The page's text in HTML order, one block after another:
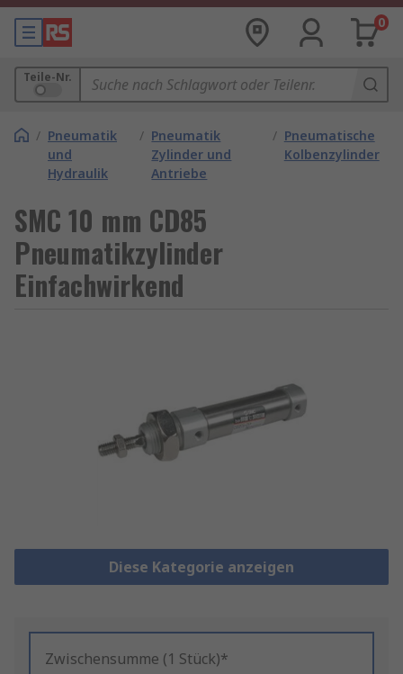
0
Teile-Nr.
/ Pneumatik
und
Hydraulik
/ Pneumatik
Zylinder und
Antriebe
/ Pneumatische
Kolbenzylinder
SMC 10 mm CD85
Pneumatikzylinder
Einfachwirkend
Diese Kategorie anzeigen
Zwischensumme (1 Stück)*